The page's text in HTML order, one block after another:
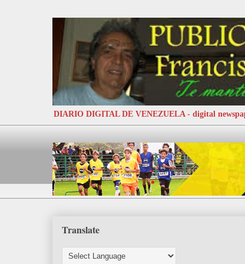
DIARIO DIGITAL DE VENEZUELA - digital
Translate